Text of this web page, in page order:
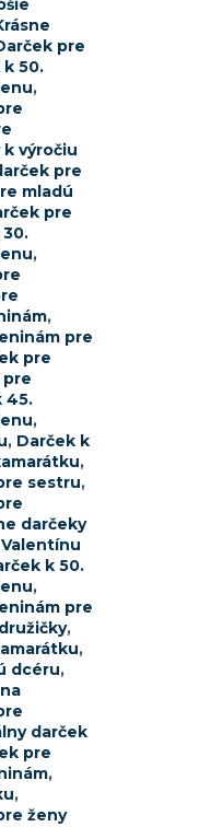
pre
k 50.
,
k výročiu
pre
mladú
pre
,
,
pre
pre
pre
45.
,
, Darček k
,
sestru,
darčeky
k 50.
,
pre
,
,
dcéru,
darček
pre
,
,
ženy